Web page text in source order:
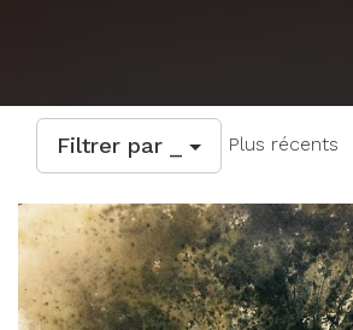
Filtrer par _ Plus récents